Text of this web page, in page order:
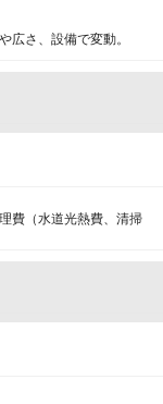
広さ、設備で変動。
費（水道光熱費、清掃